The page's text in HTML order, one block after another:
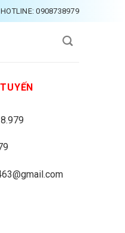
HOTLINE: 0908738979